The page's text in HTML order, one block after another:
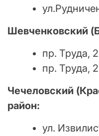
Шевченковский
пр. Труда,
пр. Труда,
Чечеловский
район:
ул.